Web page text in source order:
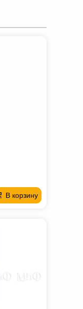
В корзину